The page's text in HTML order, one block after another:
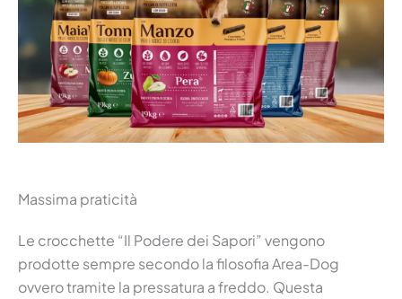
Massima praticità
Le crocchette “Il Podere dei Sapori” vengono
prodotte sempre secondo la filosofia Area-Dog
ovvero tramite la pressatura a freddo. Questa